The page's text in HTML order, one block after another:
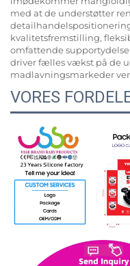
med at de understøtter
kvalitetsfremstilling,
omfattende
driver fælles vækst på de
madlavningsmarkeder
VORES